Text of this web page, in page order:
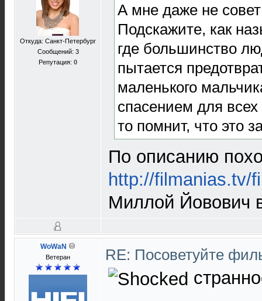
Откуда: Санкт-Петербург
Сообщений: 3
Репутация: 0
А мне даже не
Подскажите, как
где большинство
пытается
маленького
спасением для
то помнит, что это
По описанию
http://filmanias.tv/
Миллой Йовович
WoWaN
Ветеран RE: Посоветуйте